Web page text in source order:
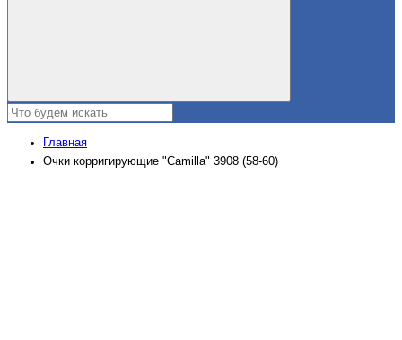
Главная
Очки корригирующие "Camilla" 3908 (58-60)